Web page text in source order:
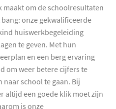
om de schoolresultaten
onze gekwalificeerde
huiswerkbegeleiding
te geven. Met hun
en een berg ervaring
om weer betere cijfers te
school te gaan. Bij
altijd een goede klik moet zijn
is onze